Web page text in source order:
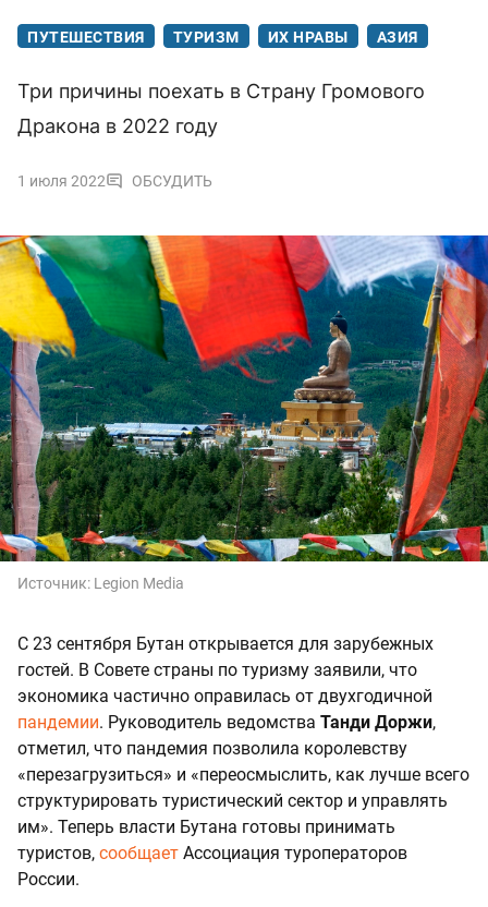
ПУТЕШЕСТВИЯ ТУРИЗМ ИХ НРАВЫ АЗИЯ
Три причины поехать в Страну Громового
Дракона в 2022 году
1 июля 2022 ОБСУДИТЬ
Источник: Legion Media
С 23 сентября Бутан открывается для зарубежных
гостей. В Совете страны по туризму заявили, что
экономика частично оправилась от двухгодичной
пандемии. Руководитель ведомства Танди Доржи,
отметил, что пандемия позволила королевству
«перезагрузиться» и «переосмыслить, как лучше всего
структурировать туристический сектор и управлять
им». Теперь власти Бутана готовы принимать
туристов, сообщает Ассоциация туроператоров
России.